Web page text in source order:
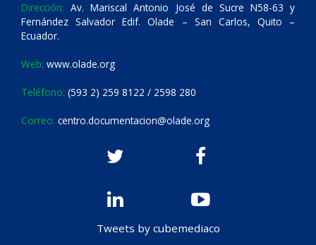
Dirección: Av. Mariscal Antonio José de Sucre N58-63 y
Fernández Salvador Edif. Olade – San Carlos, Quito –
Ecuador.
Web: www.olade.org
Teléfono: (593 2) 259 8122 / 2598 280
Correo: centro.documentacion@olade.org
Tweets by cubemediaco